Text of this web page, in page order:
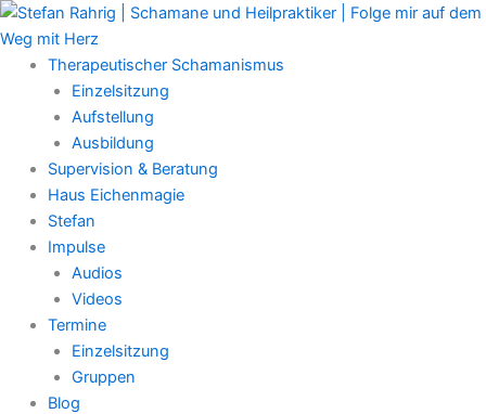
Zum
Inhalt
springenTherapeutischer Schamanismus
Einzelsitzung
Aufstellung
Ausbildung
Supervision & Beratung
Haus Eichenmagie
Stefan
Impulse
Audios
Videos
Termine
Einzelsitzung
Gruppen
Blog
Main
Menu